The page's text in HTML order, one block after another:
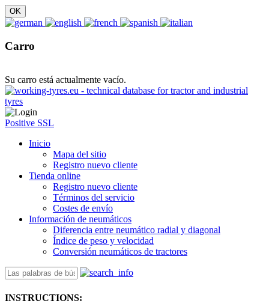
Carro
Su carro está actualmente vacío.
Positive SSL
Inicio
Mapa del sitio
Registro nuevo cliente
Tienda online
Registro nuevo cliente
Términos del servicio
Costes de envío
Información de neumáticos
Diferencia entre neumático radial y diagonal
Índice de peso y velocidad
Conversión neumáticos de tractores
INSTRUCTIONS: